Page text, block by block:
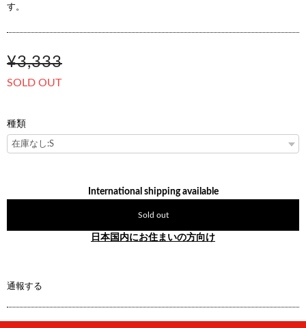
す。
¥3,333
SOLD OUT
種類
International shipping available
Sold out
日本国内にお住まいの方向け
通報する